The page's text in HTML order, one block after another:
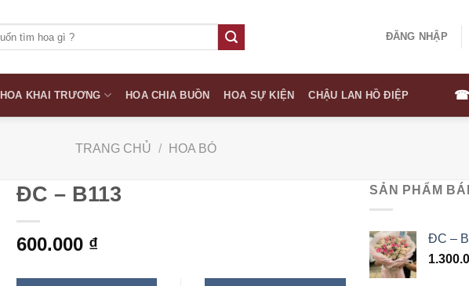
ĐĂNG NHẬP
HOA KHAI TRƯƠNG HOA CHIA BUỒN HOA SỰ KIỆN CHẬU LAN HỒ ĐIỆP ☎
TRANG CHỦ / HOA BÓ
ĐC – B113
600.000 ₫
SẢN PHẨM
ĐC –